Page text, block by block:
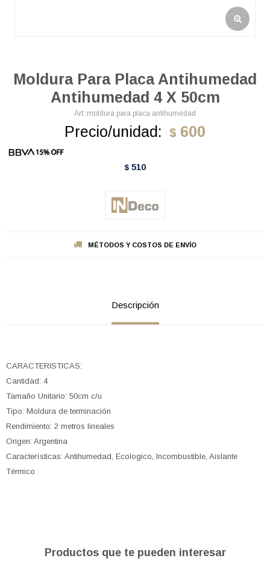
Moldura Para Placa Antihumedad
Antihumedad 4 X 50cm
moldura para placa antihumedad
Precio/unidad: $ 600
$ 510
MÉTODOS Y COSTOS DE ENVÍO
Descripción
CARACTERISTICAS:
Cantidad: 4
Tamaño Unitario: 50cm c/u
Tipo: Moldura de terminación
Rendimiento: 2 metros lineales
Origen: Argentina
Características: Antihumedad, Ecologico, Incombustible, Aislante
Térmico
Productos que te pueden interesar